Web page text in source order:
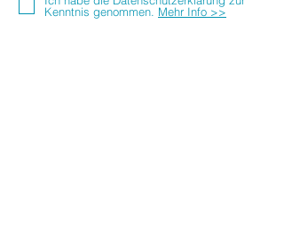
Kenntnis genommen. Mehr Info >>